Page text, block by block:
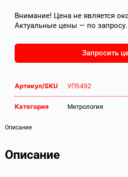
Внимание! Цена не является
Актуальные цены — по запросу.
Запросить
Артикул/SKU УП5492
Категория Метрология
Описание
Описание